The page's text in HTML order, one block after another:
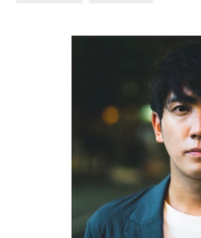
muevoクラウドファンディング
muevoコミュニティ